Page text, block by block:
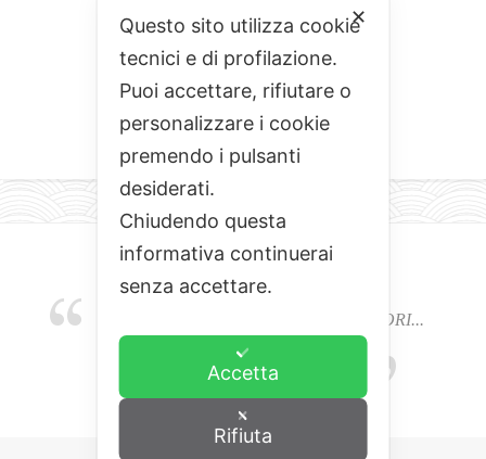
EMOZIONI, COLORI, ODORI E SAPORI...
L'ALCHIMIA DEL BUON CIBO
✕
Questo sito utilizza cookie
tecnici e di profilazione.
Puoi accettare, rifiutare o
personalizzare i cookie
premendo i pulsanti
desiderati.
Chiudendo questa
informativa continuerai
senza accettare.
Accetta
Rifiuta